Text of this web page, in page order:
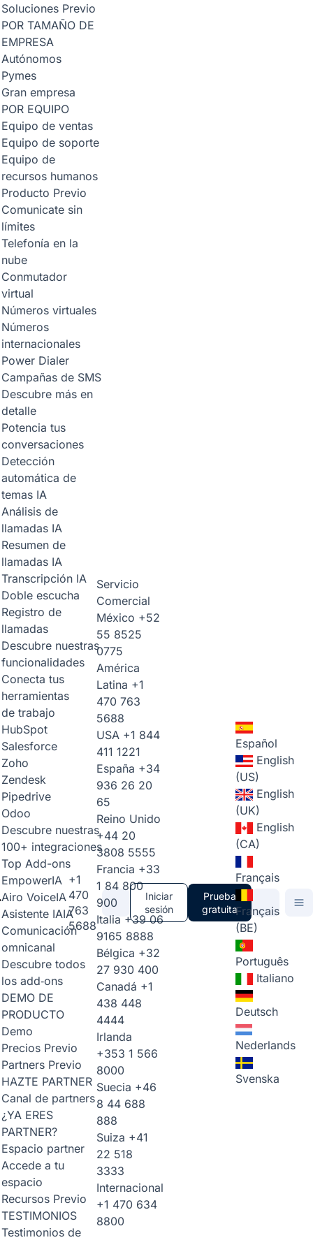
Soluciones Previo
POR TAMAÑO DE
EMPRESA
Autónomos
Pymes
Gran empresa
POR EQUIPO
Equipo de ventas
Equipo de soporte
Equipo de
recursos humanos
Producto Previo
Comunicate sin
límites
Telefonía en la
nube
Conmutador
virtual
Números virtuales
Números
internacionales
Power Dialer
Campañas de SMS
Descubre más en
detalle
Potencia tus
conversaciones
Detección
automática de
temas IA
Análisis de
llamadas IA
Resumen de
llamadas IA
Transcripción IA
Doble escucha
Registro de
llamadas
Descubre nuestras
funcionalidades
Conecta tus
herramientas
de trabajo
HubSpot
Salesforce
Zoho
Zendesk
Pipedrive
Odoo
Descubre nuestras
100+ integraciones
Top Add-ons
EmpowerIA
Airo VoiceIA
Asistente IAIA
Comunicación
omnicanal
Descubre todos
los add‑ons
DEMO DE
PRODUCTO
Demo
Precios Previo
Partners Previo
HAZTE PARTNER
Canal de partners
¿YA ERES
PARTNER?
Espacio partner
Accede a tu
espacio
Recursos Previo
TESTIMONIOS
Testimonios de
+1
470
763
5688
Servicio
Comercial
México +52
55 8525
0775
América
Latina +1
470 763
5688
USA +1 844
411 1221
España +34
936 26 20
65
Reino Unido
+44 20
3808 5555
Francia +33
1 84 800
900
Italia +39 06
9165 8888
Bélgica +32
27 930 400
Canadá +1
438 448
4444
Irlanda
+353 1 566
8000
Suecia +46
8 44 688
888
Suiza +41
22 518
3333
Internacional
+1 470 634
8800
Iniciar
sesión
Prueba
gratuita
Español
English
(US)
English
(UK)
English
(CA)
Français
Français
(BE)
Português
Italiano
Deutsch
Nederlands
Svenska